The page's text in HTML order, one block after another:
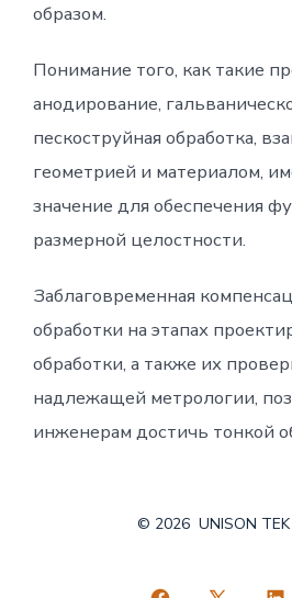
образом.
Понимание того, как такие
анодирование,
пескоструйная обработка,
геометрией и материалом,
значение для обеспечения
размерной целостности.
Заблаговременная
обработки на этапах
обработки, а также их
надлежащей метрологии,
инженерам достичь тонкой
© 2026 UNISON TEK